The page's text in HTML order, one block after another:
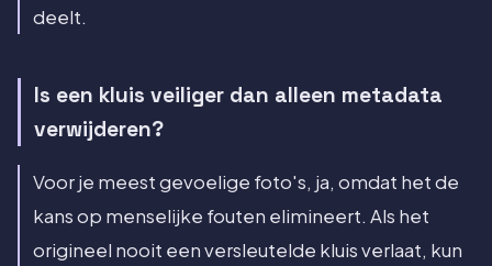
deelt.
Is een kluis veiliger dan alleen metadata
verwijderen?
Voor je meest gevoelige foto's, ja, omdat het de
kans op menselijke fouten elimineert. Als het
origineel nooit een versleutelde kluis verlaat, kun